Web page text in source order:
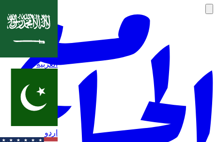
العربية
اردو